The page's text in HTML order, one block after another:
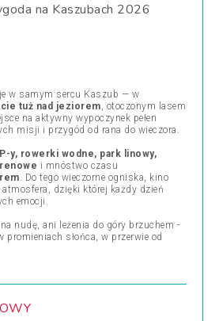
na Kaszubach 2026
w samym sercu Kaszub — w
tuż nad jeziorem, otoczonym lasem
na aktywny wypoczynek pełen
misji i przygód od rana do wieczora.
y, rowerki wodne, park linowy,
i mnóstwo czasu
. Do tego wieczorne ogniska, kino
dzięki której każdy dzień
emocji.
nudę, ani leżenia do góry brzuchem -
promieniach słońca, w przerwie od